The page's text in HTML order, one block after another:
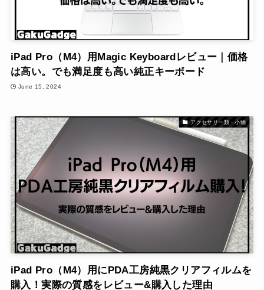
iPad Pro（M4）用Magic Keyboardレビュー｜価格
は高い。でも満足度も高い純正キーボード
June 15, 2024
アクセサリー類・小物
iPad Pro（M4）用にPDA工房純黒クリアフィルムを
購入！実際の質感をレビュー&購入した理由